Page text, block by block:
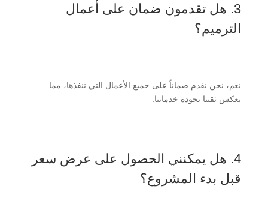
3. هل تقدمون ضمان على أعمال
الترميم؟
نعم، نحن نقدم ضماناً على جميع الأعمال التي ننفذها، مما
يعكس ثقتنا بجودة خدماتنا.
4. هل يمكنني الحصول على عرض سعر
قبل بدء المشروع؟